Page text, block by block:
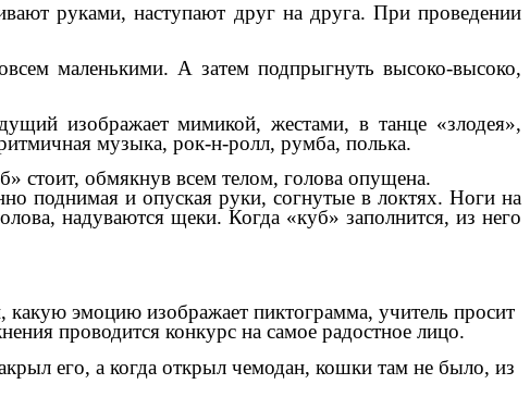
руками, наступают друг на друга. При проведении
маленькими. А затем подпрыгнуть высоко-высоко,
изображает мимикой, жестами, в танце «злодея»,
музыка, рок-н-ролл, румба, полька.
стоит, обмякнув всем телом, голова опущена.
поднимая и опуская руки, согнутые в локтях. Ноги на
надуваются щеки. Когда «куб» заполнится, из него
какую эмоцию изображает пиктограмма, учитель просит
проводится конкурс на самое радостное лицо.
его, а когда открыл чемодан, кошки там не было, из